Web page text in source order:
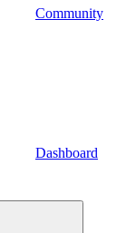
Community
Dashboard